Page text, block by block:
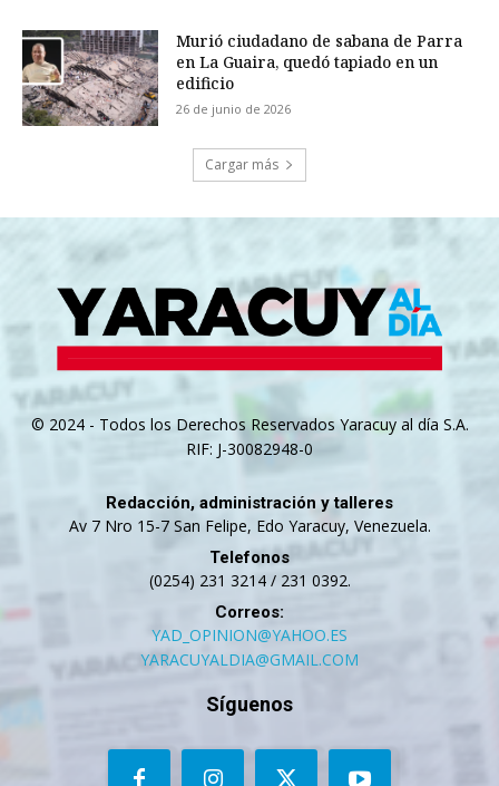
Murió ciudadano de sabana de Parra
en La Guaira, quedó tapiado en un
edificio
26 de junio de 2026
Cargar más
© 2024 - Todos los Derechos Reservados Yaracuy al día S.A.
RIF: J-30082948-0
Redacción, administración y talleres
Av 7 Nro 15-7 San Felipe, Edo Yaracuy, Venezuela.
Telefonos
(0254) 231 3214 / 231 0392.
Correos:
YAD_OPINION@YAHOO.ES
YARACUYALDIA@GMAIL.COM
Síguenos